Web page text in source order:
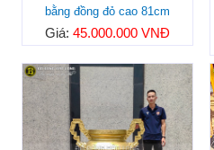
bằng đồng đỏ cao 81cm
Giá: 45.000.000 VNĐ